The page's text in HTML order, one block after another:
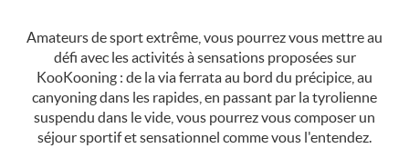
Amateurs de sport extrême, vous pourrez vous mettre au
défi avec les activités à sensations proposées sur
KooKooning : de la via ferrata au bord du précipice, au
canyoning dans les rapides, en passant par la tyrolienne
suspendu dans le vide, vous pourrez vous composer un
séjour sportif et sensationnel comme vous l'entendez.